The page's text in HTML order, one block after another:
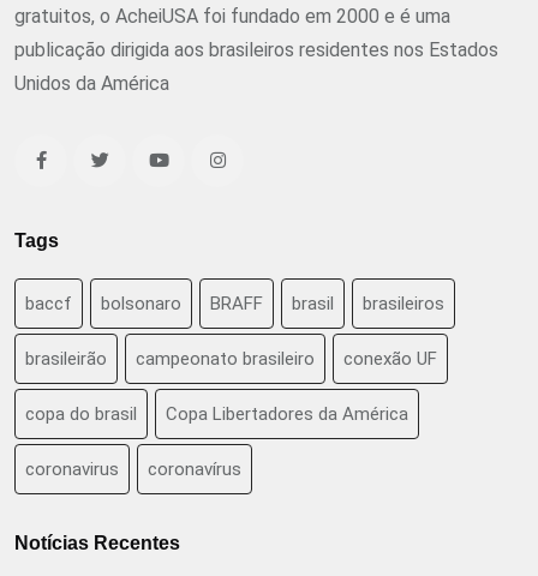
gratuitos, o AcheiUSA foi fundado em 2000 e é uma
publicação dirigida aos brasileiros residentes nos Estados
Unidos da América
Tags
baccf bolsonaro BRAFF brasil brasileiros
brasileirão campeonato brasileiro conexão UF
copa do brasil Copa Libertadores da América
coronavirus coronavírus
Notícias Recentes